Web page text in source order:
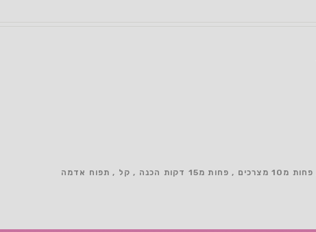
פחות מ10 מצרכים פחות מ15 דקות הכנה קל תפוח אדמה